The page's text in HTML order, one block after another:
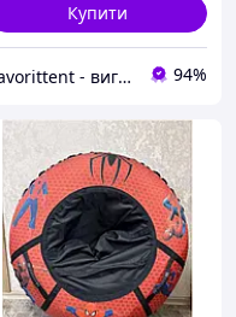
Купити
Favorittent - виготовимо безкаркасні меблі, тюбінги, м'які вікна, тенти. 94%